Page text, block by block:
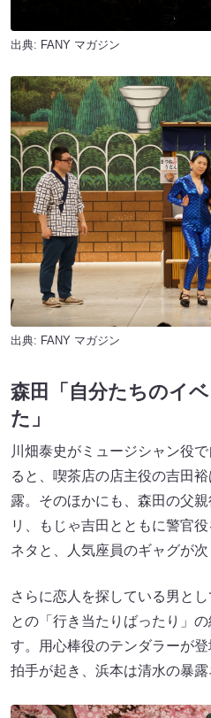
出典: FANY マガジン
出典: FANY マガジン
森田「自分たちのイ
た」
川畑泰史がミュージシャン役
ると、喫茶店の店主役の吉田
露。そのほかにも、森田の父
リ、もじゃ吉田とともに警官
ネタと、人気座員のギャグが次
さらに恋人を探している男と
との「行き当たりばったり」
す。用心棒役のテンダラーが
拍手が起き、浜本は清水の暴露